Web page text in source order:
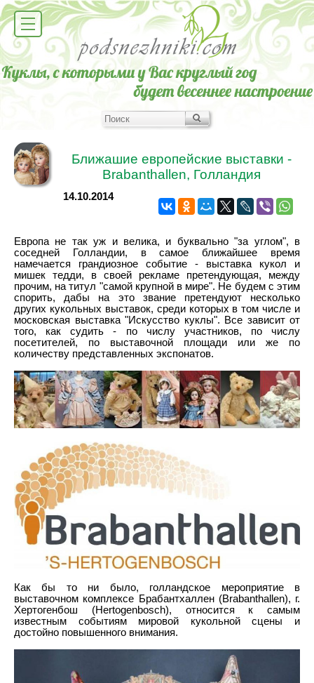
Ближашие европейские выставки -
Brabanthallen, Голландия
14.10.2014
Европа не так уж и велика, и буквально "за углом", в
соседней Голландии, в самое ближайшее время
намечается грандиозное событие - выставка кукол и
мишек тедди, в своей рекламе претендующая, между
прочим, на титул "самой крупной в мире". Не будем с этим
спорить, дабы на это звание претендуют несколько
других кукольных выставок, среди которых в том числе и
московская выставка "Искусство куклы". Все зависит от
того, как судить - по числу участников, по числу
посетителей, по выставочной площади или же по
количеству представленных экспонатов.
Как бы то ни было, голландское мероприятие в
выставочном комплексе Брабантхаллен (Brabanthallen), г.
Хертогенбош (Hertogenbosch), относится к самым
известным событиям мировой кукольной сцены и
достойно повышенного внимания.